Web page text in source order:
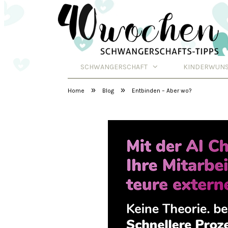
SCHWANGERSCHAFT
Home » Blog » Entbinden – Aber wo?